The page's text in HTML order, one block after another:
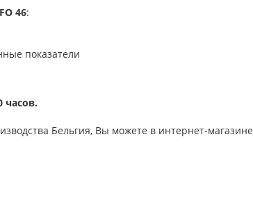
46:
показатели
часов.
Бельгия, Вы можете в интернет-магазине